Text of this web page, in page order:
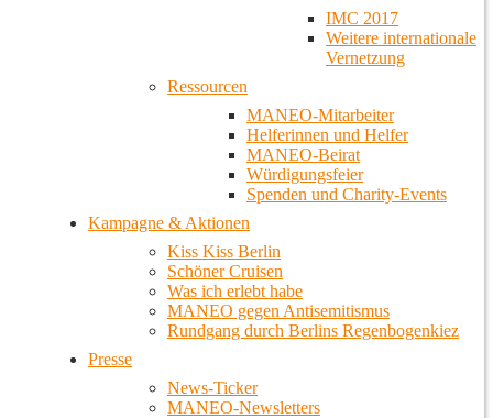
IMC 2017
Weitere internationale
Vernetzung
Ressourcen
MANEO-Mitarbeiter
Helferinnen und Helfer
MANEO-Beirat
Würdigungsfeier
Spenden und Charity-Events
Kampagne & Aktionen
Kiss Kiss Berlin
Schöner Cruisen
Was ich erlebt habe
MANEO gegen Antisemitismus
Rundgang durch Berlins Regenbogenkiez
Presse
News-Ticker
MANEO-Newsletters